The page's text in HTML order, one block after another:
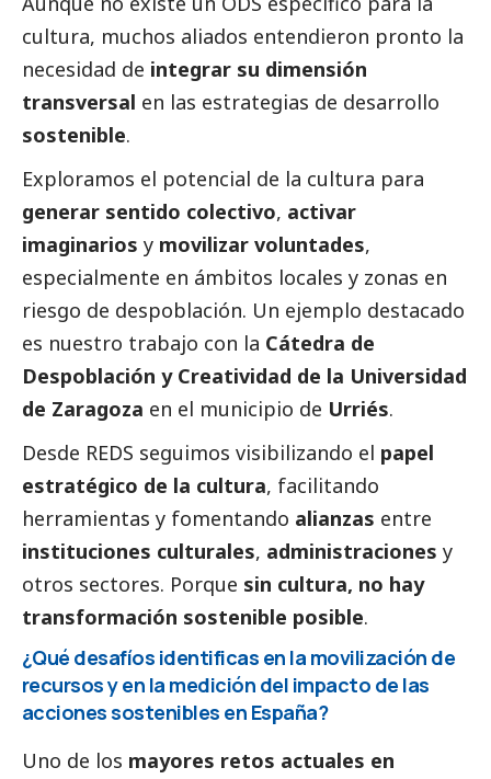
cultura, muchos aliados entendieron pronto la
necesidad de integrar su dimensión
transversal en las estrategias de desarrollo
sostenible.
Exploramos el potencial de la cultura para
generar sentido colectivo, activar
imaginarios y movilizar voluntades,
especialmente en ámbitos locales y zonas en
riesgo de despoblación. Un ejemplo destacado
es nuestro trabajo con la Cátedra de
Despoblación y Creatividad de la Universidad
de Zaragoza en el municipio de Urriés.
Desde REDS seguimos visibilizando el papel
estratégico de la cultura, facilitando
herramientas y fomentando alianzas entre
instituciones culturales, administraciones y
otros sectores. Porque sin cultura, no hay
transformación sostenible posible.
¿Qué desafíos identificas en la movilización de
recursos y en la medición del impacto de las
acciones sostenibles en España?
Uno de los mayores retos actuales en